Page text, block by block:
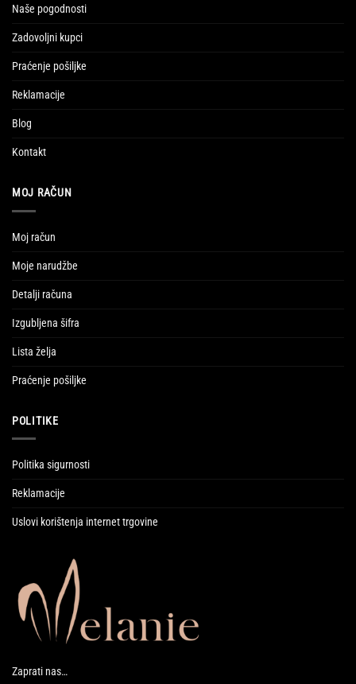
Naše pogodnosti
Zadovoljni kupci
Praćenje pošiljke
Reklamacije
Blog
Kontakt
MOJ RAČUN
Moj račun
Moje narudžbe
Detalji računa
Izgubljena šifra
Lista želja
Praćenje pošiljke
POLITIKE
Politika sigurnosti
Reklamacije
Uslovi korištenja internet trgovine
Zaprati nas…